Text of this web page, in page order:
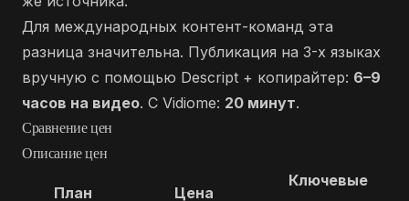
Для международных контент-команд эта
разница значительна. Публикация на 3-х языках
вручную с помощью Descript + копирайтер: 6–9
часов на видео. С Vidiome: 20 минут.
Сравнение цен
Описание цен
План Цена
Ключевые